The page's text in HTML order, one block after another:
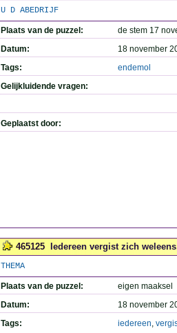
U D ABEDRIJF
Plaats van de puzzel:
de stem 17
Datum:
18 november
Tags:
endemol
Gelijkluidende vragen:
Geplaatst door:
465125 Iedereen vergist zich
THEMA
Plaats van de puzzel:
eigen maaksel
Datum:
18 november
Tags:
iedereen,